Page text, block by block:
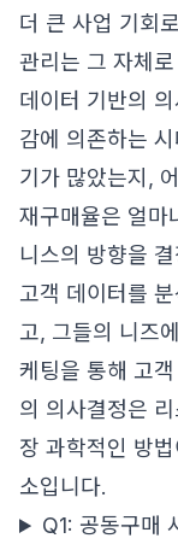
더 큰 사업 기회
관리는 그 자체
데이터 기반의
감에 의존하는
기가 많았는지,
재구매율은 얼마
니스의 방향을
고객 데이터를
고, 그들의 니즈
케팅을 통해 고
의 의사결정은
장 과학적인 방
소입니다.
Q1: 공동구매